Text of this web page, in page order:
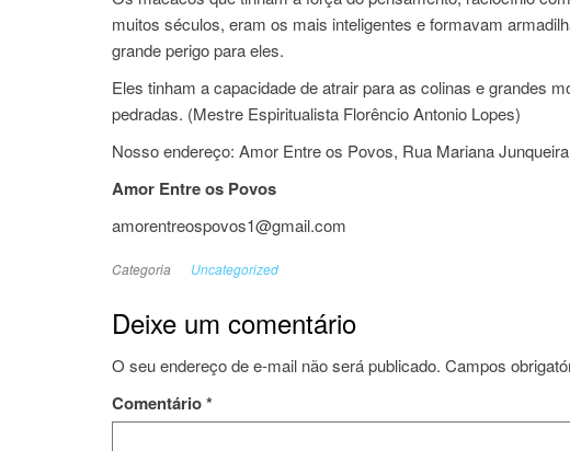
muitos séculos, eram os mais inteligentes e formavam
grande perigo para eles.
Eles tinham a capacidade de atrair para as colinas e grandes
pedradas. (Mestre Espiritualista Florêncio Antonio Lopes)
Nosso endereço: Amor Entre os Povos, Rua Mariana
Amor Entre os Povos
amorentreospovos1@gmail.com
Categoria Uncategorized
Deixe um comentário
O seu endereço de e-mail não será publicado. Campos
Comentário*